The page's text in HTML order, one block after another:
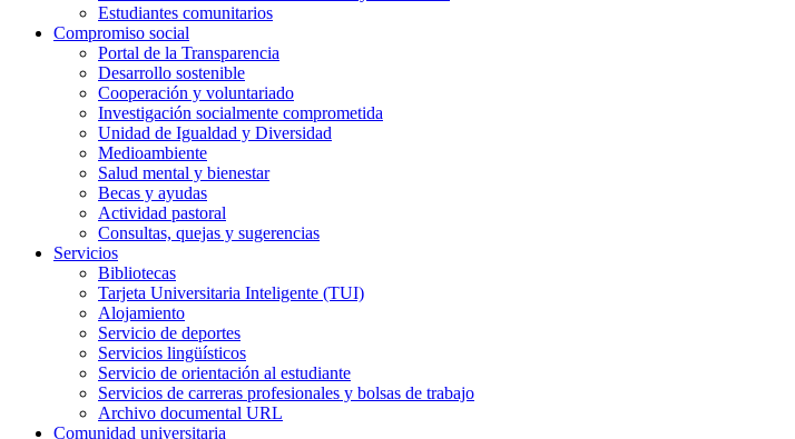
Estudiantes comunitarios
Compromiso social
Portal de la Transparencia
Desarrollo sostenible
Cooperación y voluntariado
Investigación socialmente comprometida
Unidad de Igualdad y Diversidad
Medioambiente
Salud mental y bienestar
Becas y ayudas
Actividad pastoral
Consultas, quejas y sugerencias
Servicios
Bibliotecas
Tarjeta Universitaria Inteligente (TUI)
Alojamiento
Servicio de deportes
Servicios lingüísticos
Servicio de orientación al estudiante
Servicios de carreras profesionales y bolsas de trabajo
Archivo documental URL
Comunidad universitaria